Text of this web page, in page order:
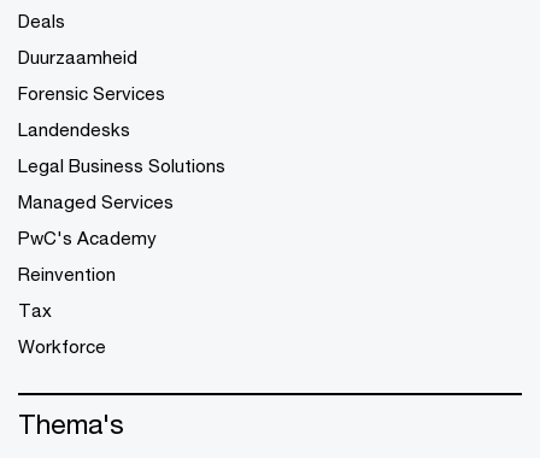
Deals
Duurzaamheid
Forensic Services
Landendesks
Legal Business Solutions
Managed Services
PwC's Academy
Reinvention
Tax
Workforce
Thema's